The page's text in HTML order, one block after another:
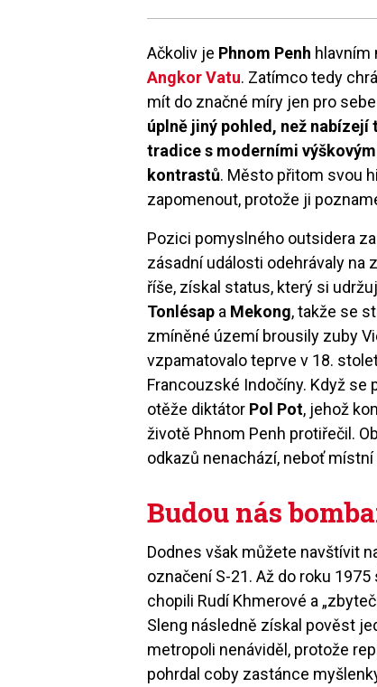
Ačkoliv je Phnom Penh
Angkor Vatu. Zatímco tedy
mít do značné míry jen pro
úplně jiný pohled, než
tradice s moderními
kontrastů. Město přitom svou
zapomenout, protože ji
Pozici pomyslného outsidera
zásadní události odehrávaly na
říše, získal status, který si
Tonlésap a Mekong, takže se
zmíněné území brousily zuby
vzpamatovalo teprve v 18.
Francouzské Indočíny. Když se
otěže diktátor Pol Pot, jehož
životě Phnom Penh protiřečil.
odkazů nenachází, neboť
Budou nás
Dodnes však můžete navštívit
označení S-21. Až do roku
chopili Rudí Khmerové a
Sleng následně získal pověst
metropoli nenáviděl, protože
pohrdal coby zastánce